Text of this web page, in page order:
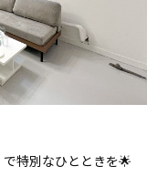
特別なひとときを🌟